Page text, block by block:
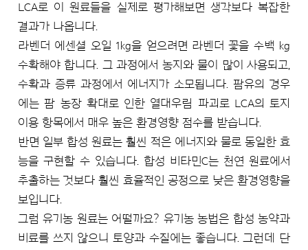
LCA로 이 원료들을 실제로 평가해보면 생각보다 복잡한
결과가 나옵니다.
라벤더 에센셜 오일 1kg을 얻으려면 라벤더 꽃을 수백 kg
수확해야 합니다. 그 과정에서 농지와 물이 많이 사용되고,
수확과 증류 과정에서 에너지가 소모됩니다. 팜유의 경우
에는 팜 농장 확대로 인한 열대우림 파괴로 LCA의 토지
이용 항목에서 매우 높은 환경영향 점수를 받습니다.
반면 일부 합성 원료는 훨씬 적은 에너지와 물로 동일한 효
능을 구현할 수 있습니다. 합성 비타민C는 천연 원료에서
추출하는 것보다 훨씬 효율적인 공정으로 낮은 환경영향을
보입니다.
그럼 유기농 원료는 어떨까요? 유기농 농법은 합성 농약과
비료를 쓰지 않으니 토양과 수질에는 좋습니다. 그런데 단